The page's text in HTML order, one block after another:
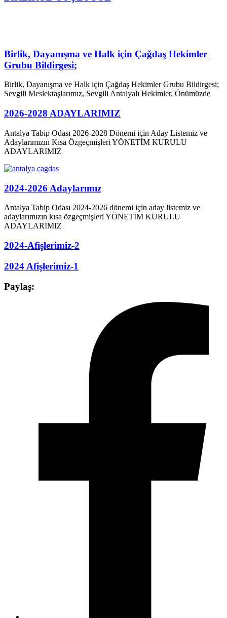
Birlik, Dayanışma ve Halk için Çağdaş Hekimler
Grubu Bildirgesi;
Birlik, Dayanışma ve Halk için Çağdaş Hekimler Grubu Bildirgesi;
Sevgili Meslektaşlarımız, Sevgili Antalyalı Hekimler, Önümüzde
2026-2028 ADAYLARIMIZ
Antalya Tabip Odası 2026-2028 Dönemi için Aday Listemiz ve
Adaylarımızın Kısa Özgeçmişleri YÖNETİM KURULU
ADAYLARIMIZ
2024-2026 Adaylarımız
Antalya Tabip Odası 2024-2026 dönemi için aday listemiz ve
adaylarımızın kısa özgeçmişleri YÖNETİM KURULU
ADAYLARIMIZ
2024-Afişlerimiz-2
2024 Afişlerimiz-1
Paylaş: